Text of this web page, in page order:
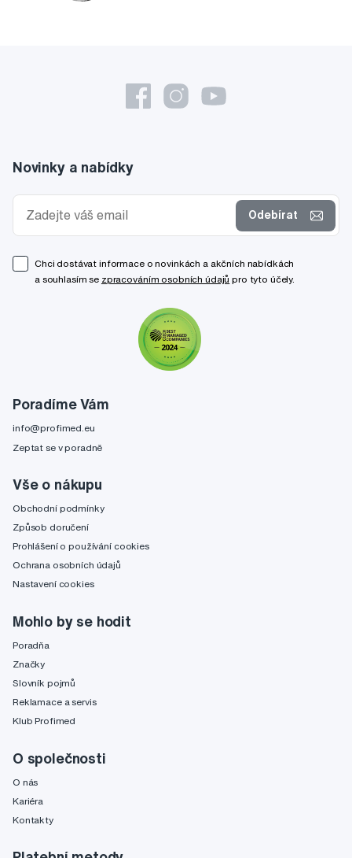
Poradíme Vám
info@profimed.eu
Zeptat se v poradně
Vše o nákupu
Obchodní podmínky
Způsob doručení
Prohlášení o používání cookies
Ochrana osobních údajů
Nastavení cookies
Mohlo by se hodit
Poradňa
Značky
Slovník pojmů
Reklamace a servis
Klub Profimed
O společnosti
O nás
Kariéra
Kontakty
Novinky a nabídky
Odebírat
Chci dostávat informace o novinkách a akčních nabídkách
a souhlasím se zpracováním osobních údajů pro tyto účely.